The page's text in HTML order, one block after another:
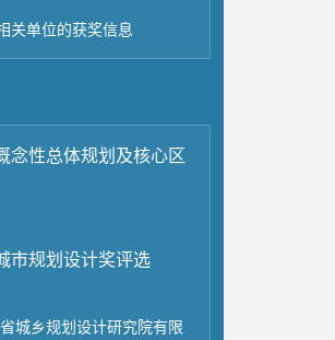
关单位的获奖信息
念性总体规划及核心区
市规划设计奖评选
城乡规划设计研究院有限